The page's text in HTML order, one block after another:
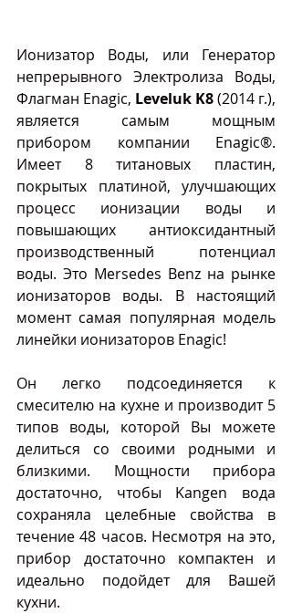
Ионизатор Воды, или Генератор
непрерывного Электролиза Воды,
Флагман Enagic, Leveluk K8 (2014 г.),
является самым мощным
прибором компании Enagic®.
Имеет 8 титановых пластин,
покрытых платиной, улучшающих
процесс ионизации воды и
повышающих антиоксидантный
производственный потенциал
воды. Это Mersedes Benz на рынке
ионизаторов воды. В настоящий
момент самая популярная модель
линейки ионизаторов Enagic!
Он легко подсоединяется к
смесителю на кухне и производит 5
типов воды, которой Вы можете
делиться со своими родными и
близкими. Мощности прибора
достаточно, чтобы Kangen вода
сохраняла целебные свойства в
течение 48 часов. Несмотря на это,
прибор достаточно компактен и
идеально подойдет для Вашей
кухни.